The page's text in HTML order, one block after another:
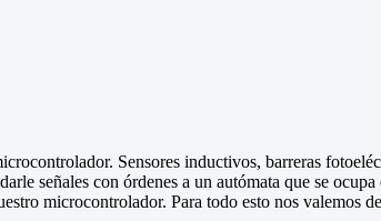
Sensores inductivos, barreras
señales con órdenes a un autómata que se
microcontrolador. Para todo esto nos valemos